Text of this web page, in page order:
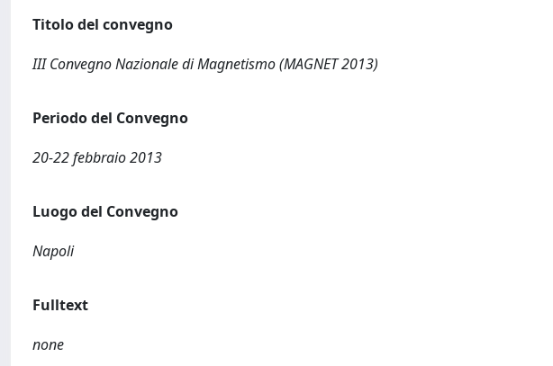
Titolo del convegno
III Convegno Nazionale di Magnetismo (MAGNET 2013)
Periodo del Convegno
20-22 febbraio 2013
Luogo del Convegno
Napoli
Fulltext
none